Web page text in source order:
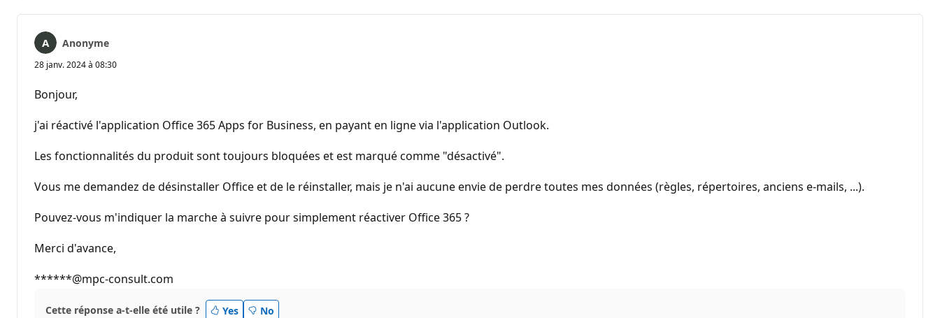
Anonyme
28 janv. 2024 à 08:30
Bonjour,
j'ai réactivé l'application Office 365 Apps for Business, en payant en ligne via l'application Outlook.
Les fonctionnalités du produit sont toujours bloquées et est marqué comme "désactivé".
Vous me demandez de désinstaller Office et de le réinstaller, mais je n'ai aucune envie de perdre toutes mes données (règles, répertoires, anciens e-mails, ...).
Pouvez-vous m'indiquer la marche à suivre pour simplement réactiver Office 365 ?
Merci d'avance,
******@mpc-consult.com
Cette réponse a-t-elle été utile ? Yes No